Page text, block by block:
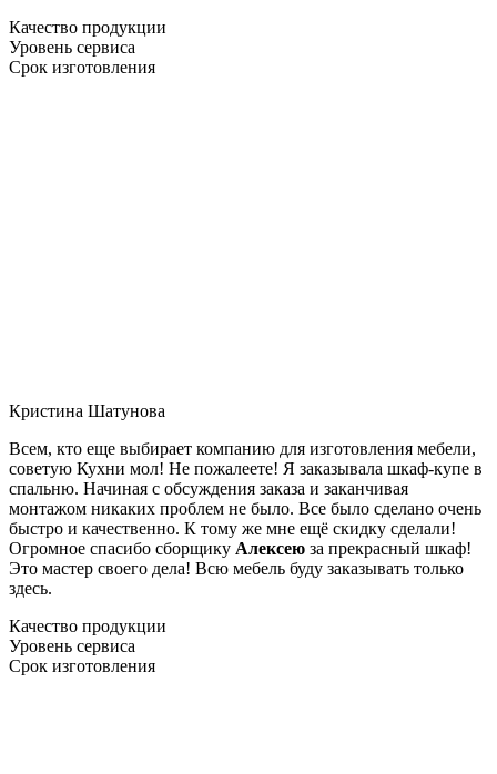
Качество продукции
Уровень сервиса
Срок изготовления
Кристина Шатунова
Всем, кто еще выбирает компанию для изготовления мебели,
советую Кухни мол! Не пожалеете! Я заказывала шкаф-купе в
спальню. Начиная с обсуждения заказа и заканчивая
монтажом никаких проблем не было. Все было сделано очень
быстро и качественно. К тому же мне ещё скидку сделали!
Огромное спасибо сборщику Алексею за прекрасный шкаф!
Это мастер своего дела! Всю мебель буду заказывать только
здесь.
Качество продукции
Уровень сервиса
Срок изготовления